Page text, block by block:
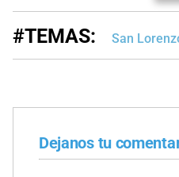
#TEMAS: San
Dejanos tu